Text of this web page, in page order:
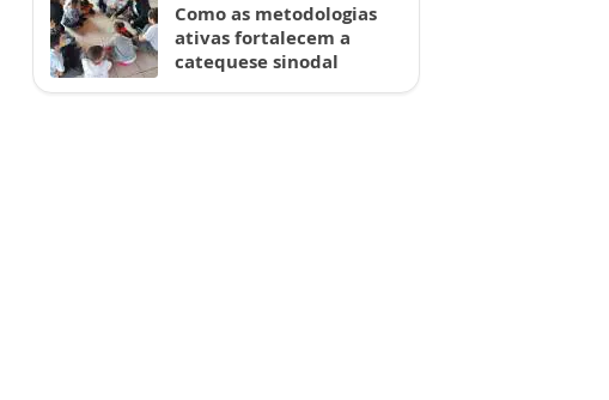
Como as metodologias
ativas fortalecem a
catequese sinodal